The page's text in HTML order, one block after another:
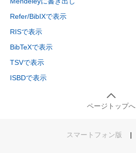
Refer/BibIXで表示
RISで表示
BibTeXで表示
TSVで表示
ISBDで表示
ページトップへ
スマートフォン版 |